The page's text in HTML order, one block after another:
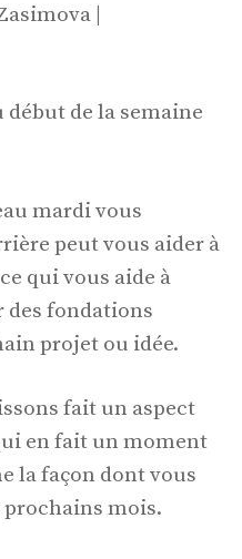
|
de la semaine
mardi vous
peut vous aider à
qui vous aide à
des fondations
projet ou idée.
fait un aspect
en fait un moment
la façon dont vous
prochains mois.